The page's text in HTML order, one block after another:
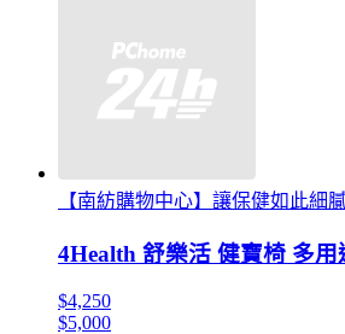
【南紡購物中心】讓保健如此細
4Health 舒樂活 健寶椅 多用
$4,250
$5,000